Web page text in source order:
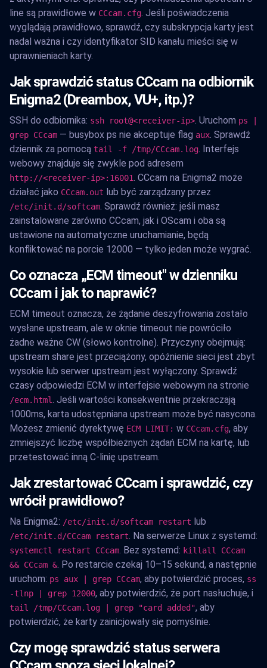
line są prawidłowe w CCcam.cfg . Jeśli poświadczenia
wyglądają prawidłowo, sprawdź, czy subskrypcja karty jest
nadal ważna i czy identyfikator SID kanału mieści się w
uprawnieniach karty.
Jak sprawdzić status CCcam na odbiornik
Enigma2 (Dreambox, VU+, itp.)?
SSH do odbiornika: ssh root@<receiver-ip> . Uruchom ps |
grep CCcam — busybox ps nie akceptuje flag aux . Sprawdź
dziennik za pomocą tail -f /tmp/CCcam.log . Interfejs
webowy znajduje się zwykle pod adresem
http://<receiver-ip>:16001 . CCcam na Enigma2 może
działać jako CCcam.out lub być zarządzany przez
/etc/init.d/softcam . Sprawdź również: jeśli masz
zainstalowane zarówno CCcam, jak i OScam i oba są
ustawione na automatyczne uruchamianie, będą
konfliktować na porcie 12000 — tylko jeden może wygrać.
Co oznacza „ECM timeout" w dzienniku
CCcam i jak to naprawić?
ECM timeout oznacza, że żądanie deszyfrowania zostało
wysłane upstream, ale w oknie timeout nie powróciło
żadne ważne CW (słowo kontrolne). Przyczyny obejmują:
upstream share jest przeciążony, opóźnienie sieci jest zbyt
wysokie lub serwer upstream jest wyłączony. Sprawdź
czasy odpowiedzi ECM w interfejsie webowym na stronie
/ecm.html
. Jeśli wartości konsekwentnie przekraczają
1000ms, karta udostępniana upstream może być nasycona.
Możesz zmienić dyrektywę ECM LIMIT: w CCcam.cfg, aby
zmniejszyć liczbę współbieżnych żądań ECM na kartę, lub
przetestować inną C-linię upstream.
Jak zrestartować CCcam i sprawdzić, czy
wrócił prawidłowo?
Na Enigma2: /etc/init.d/softcam restart lub
/etc/init.d/CCcam restart . Na serwerze Linux z systemd:
systemctl restart CCcam . Bez systemd: killall CCcam
&& CCcam &. Po restarcie czekaj 10–15 sekund, a następnie
uruchom: ps aux | grep CCcam, aby potwierdzić proces, ss
-tlnp | grep 12000, aby potwierdzić, że port nasłuchuje, i
tail /tmp/CCcam.log | grep "card added", aby
potwierdzić, że karty zainicjowały się pomyślnie.
Czy mogę sprawdzić status serwera